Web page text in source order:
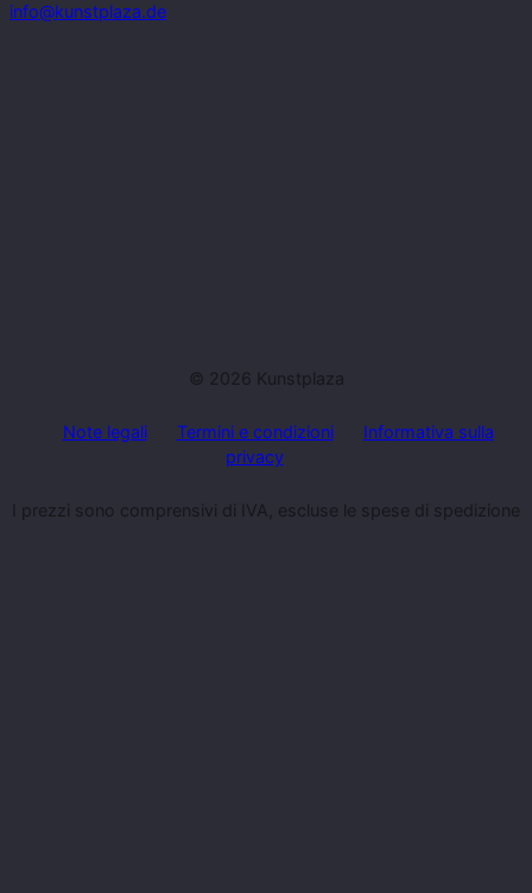
info@kunstplaza.de
© 2026 Kunstplaza
Note legali Termini e condizioni
Informativa sulla
privacy
I prezzi sono comprensivi di IVA, escluse le spese di spedizione